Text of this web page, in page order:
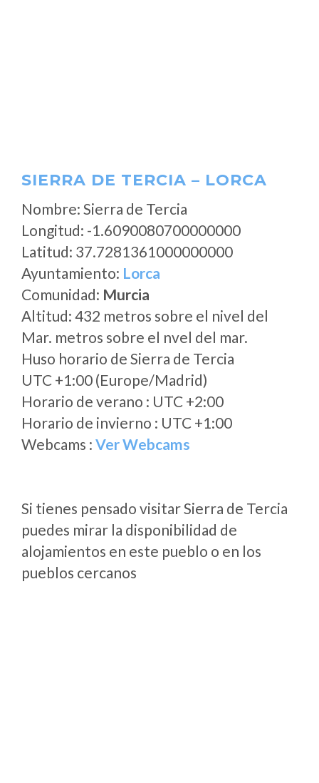
SIERRA DE TERCIA – LORCA
Nombre: Sierra de Tercia
Longitud: -1.6090080700000000
Latitud: 37.7281361000000000
Ayuntamiento: Lorca
Comunidad: Murcia
Altitud: 432 metros sobre el nivel del
Mar. metros sobre el nvel del mar.
Huso horario de Sierra de Tercia
UTC +1:00 (Europe/Madrid)
Horario de verano : UTC +2:00
Horario de invierno : UTC +1:00
Webcams : Ver Webcams
Si tienes pensado visitar Sierra de Tercia
puedes mirar la disponibilidad de
alojamientos en este pueblo o en los
pueblos cercanos